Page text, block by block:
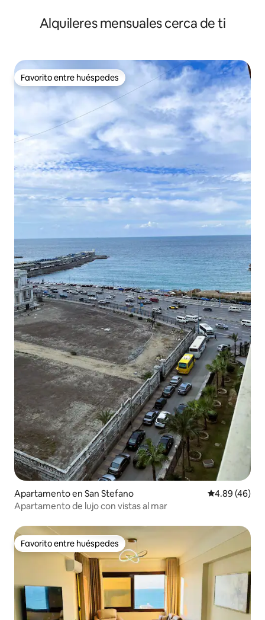
Alquileres mensuales cerca de ti
Favorito entre huéspedes
Favorito entre huéspedes
Apartamento en San Stefano Calificación
4.89 (46)
Apartamento de lujo con vistas al mar
Favorito entre huéspedes
Favorito entre huéspedes